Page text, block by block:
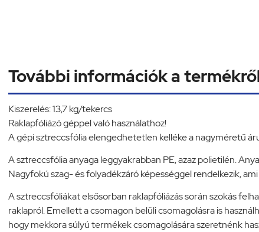
További információk a
Kiszerelés: 13,7 kg/tekercs
Raklapfóliázó géppel való használathoz!
A gépi sztreccsfólia elengedhetetlen kelléke a nagyméretű
A sztreccsfólia anyaga leggyakrabban PE, azaz polietilén.
Nagyfokú szag- és folyadékzáró képességgel rendelkezik,
A sztreccsfóliákat elsősorban raklapfóliázás során szokás
raklapról. Emellett a csomagon belüli csomagolásra is
hogy mekkora súlyú termékek csomagolására szeretnénk